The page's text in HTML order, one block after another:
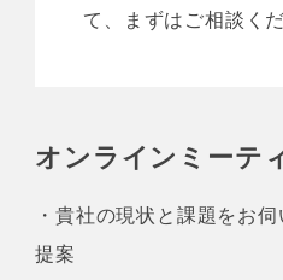
て、まずはご相談く
オンラインミーテ
・貴社の現状と課題をお
提案